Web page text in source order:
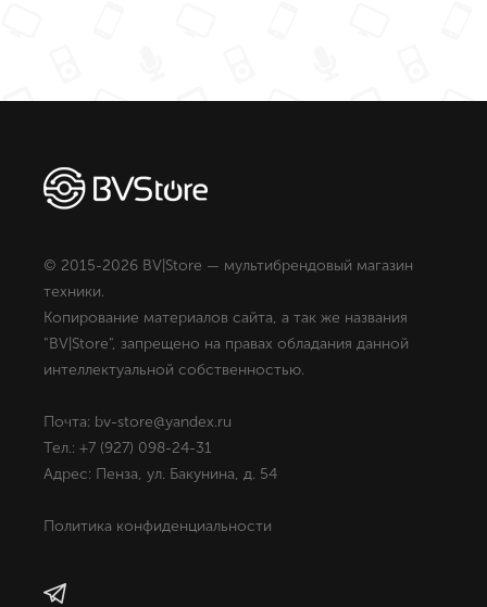
© 2015-2026 BV|Store — мультибрендовый магазин
техники.
Копирование материалов сайта, а так же названия
"BV|Store", запрещено на правах обладания данной
интеллектуальной собственностью.
Почта: bv-store@yandex.ru
Тел.: +7 (927) 098-24-31
Адрес: Пенза, ул. Бакунина, д. 54
Политика конфиденциальности